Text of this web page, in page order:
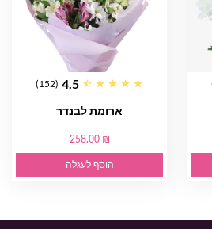
4.5
(152)
ארומת לבנדר
258.00 ₪
הוסף לעגלה